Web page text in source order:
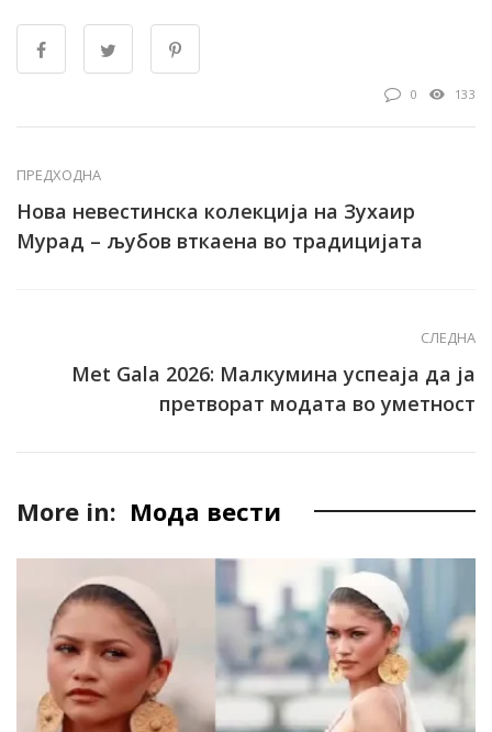
0 133
ПРЕДХОДНА
Нова невестинска колекција на Зухаир
Мурад – љубов вткаена во традицијата
СЛЕДНА
Met Gala 2026: Малкумина успеаја да ја
претворат модата во уметност
More in: Мода вести